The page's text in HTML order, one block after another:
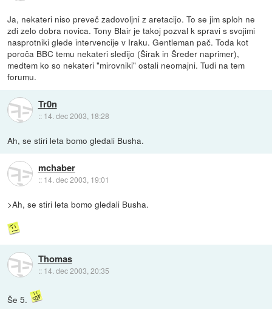
Ja, nekateri niso preveč zadovoljni z aretacijo. To se jim sploh ne
zdi zelo dobra novica. Tony Blair je takoj pozval k spravi s svojimi
nasprotniki glede intervencije v Iraku. Gentleman pač. Toda kot
poroča BBC temu nekateri sledijo (Širak in Šreder naprimer),
medtem ko so nekateri "mirovniki" ostali neomajni. Tudi na tem
forumu.
Tr0n
:: 14. dec 2003, 18:28
Ah, se stiri leta bomo gledali Busha.
mchaber
:: 14. dec 2003, 19:01
>Ah, se stiri leta bomo gledali Busha.
Thomas
:: 14. dec 2003, 20:35
Še 5.